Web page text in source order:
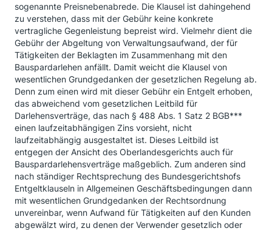
sogenannte Preisnebenabrede. Die Klausel ist dahingehend
zu verstehen, dass mit der Gebühr keine konkrete
vertragliche Gegenleistung bepreist wird. Vielmehr dient die
Gebühr der Abgeltung von Verwaltungsaufwand, der für
Tätigkeiten der Beklagten im Zusammenhang mit den
Bauspardarlehen anfällt. Damit weicht die Klausel von
wesentlichen Grundgedanken der gesetzlichen Regelung ab.
Denn zum einen wird mit dieser Gebühr ein Entgelt erhoben,
das abweichend vom gesetzlichen Leitbild für
Darlehensverträge, das nach § 488 Abs. 1 Satz 2 BGB***
einen laufzeitabhängigen Zins vorsieht, nicht
laufzeitabhängig ausgestaltet ist. Dieses Leitbild ist
entgegen der Ansicht des Oberlandesgerichts auch für
Bauspardarlehensverträge maßgeblich. Zum anderen sind
nach ständiger Rechtsprechung des Bundesgerichtshofs
Entgeltklauseln in Allgemeinen Geschäftsbedingungen dann
mit wesentlichen Grundgedanken der Rechtsordnung
unvereinbar, wenn Aufwand für Tätigkeiten auf den Kunden
abgewälzt wird, zu denen der Verwender gesetzlich oder